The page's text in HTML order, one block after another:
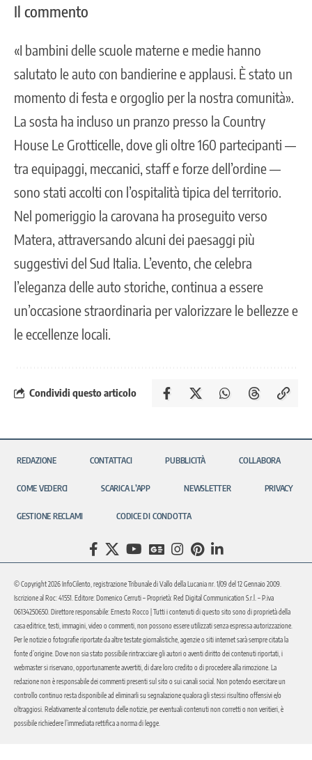
Il commento
«I bambini delle scuole materne e medie hanno
salutato le auto con bandierine e applausi. È stato un
momento di festa e orgoglio per la nostra comunità».
La sosta ha incluso un pranzo presso la Country
House Le Grotticelle, dove gli oltre 160 partecipanti —
tra equipaggi, meccanici, staff e forze dell’ordine —
sono stati accolti con l’ospitalità tipica del territorio.
Nel pomeriggio la carovana ha proseguito verso
Matera, attraversando alcuni dei paesaggi più
suggestivi del Sud Italia. L’evento, che celebra
l’eleganza delle auto storiche, continua a essere
un’occasione straordinaria per valorizzare le bellezze e
le eccellenze locali.
Condividi questo articolo
REDAZIONE CONTATTACI PUBBLICITÀ COLLABORA
COME VEDERCI SCARICA L’APP NEWSLETTER PRIVACY
GESTIONE RECLAMI CODICE DI CONDOTTA
© Copyright 2026 InfoCilento, registrazione Tribunale di Vallo della Lucania nr. 1/09 del 12 Gennaio 2009.
Iscrizione al Roc: 41551. Editore: Domenico Cerruti – Proprietà: Red Digital Communication S.r.l. – P.iva
06134250650. Direttore responsabile: Ernesto Rocco | Tutti i contenuti di questo sito sono di proprietà della
casa editrice, testi, immagini, video o commenti, non possono essere utilizzati senza espressa autorizzazione.
Per le notizie o fotografie riportate da altre testate giornalistiche, agenzie o siti internet sarà sempre citata la
fonte d’origine. Dove non sia stato possibile rintracciare gli autori o aventi diritto dei contenuti riportati, i
webmaster si riservano, opportunamente avvertiti, di dare loro credito o di procedere alla rimozione. La
redazione non è responsabile dei commenti presenti sul sito o sui canali social. Non potendo esercitare un
controllo continuo resta disponibile ad eliminarli su segnalazione qualora gli stessi risultino offensivi e/o
oltraggiosi. Relativamente al contenuto delle notizie, per eventuali contenuti non corretti o non veritieri, è
possibile richiedere l’immediata rettifica a norma di legge.